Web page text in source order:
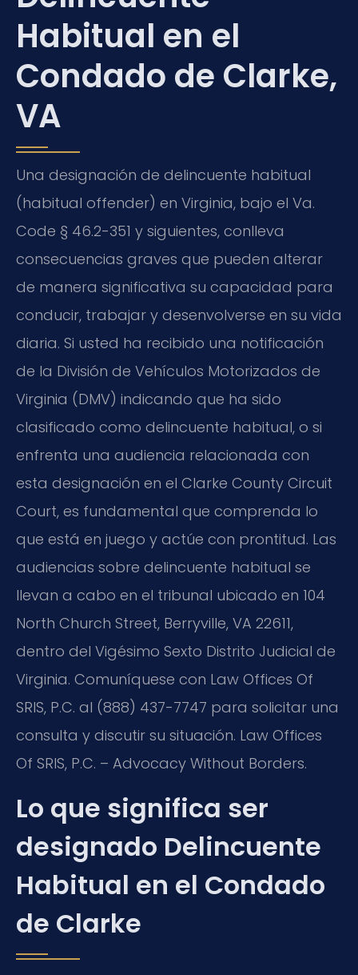
Habitual en el
Condado de Clarke,
VA
Una designación de delincuente habitual
(habitual offender) en Virginia, bajo el Va.
Code § 46.2-351 y siguientes, conlleva
consecuencias graves que pueden alterar
de manera significativa su capacidad para
conducir, trabajar y desenvolverse en su vida
diaria. Si usted ha recibido una notificación
de la División de Vehículos Motorizados de
Virginia (DMV) indicando que ha sido
clasificado como delincuente habitual, o si
enfrenta una audiencia relacionada con
esta designación en el Clarke County Circuit
Court, es fundamental que comprenda lo
que está en juego y actúe con prontitud. Las
audiencias sobre delincuente habitual se
llevan a cabo en el tribunal ubicado en 104
North Church Street, Berryville, VA 22611,
dentro del Vigésimo Sexto Distrito Judicial de
Virginia. Comuníquese con Law Offices Of
SRIS, P.C. al (888) 437-7747 para solicitar una
consulta y discutir su situación. Law Offices
Of SRIS, P.C. – Advocacy Without Borders.
Lo que significa ser
designado Delincuente
Habitual en el Condado
de Clarke